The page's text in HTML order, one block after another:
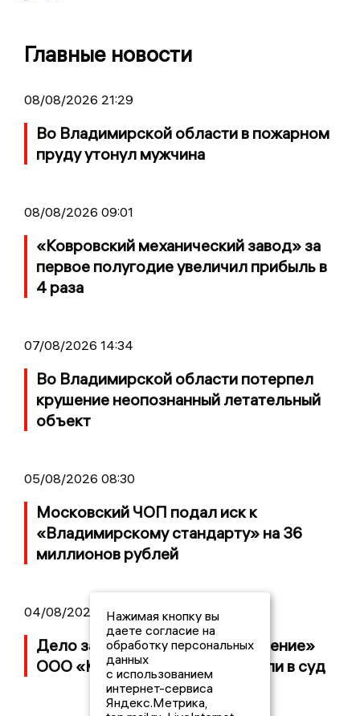
Главные новости
08/08/2026 21:29
Во Владимирской области в пожарном
пруду утонул мужчина
08/08/2026 09:01
«Ковровский механический завод» за
первое полугодие увеличил прибыль в
4 раза
07/08/2026 14:34
Во Владимирской области потерпел
крушение неопознанный летательный
объект
05/08/2026 08:30
Московский ЧОП подал иск к
«Владимирскому стандарту» на 36
миллионов рублей
04/08/2026 15:40
Дело застройщика ЖК «Поколение»
ООО «Капитал Строй» передали в суд
Нажимая кнопку вы
даете согласие на
обработку персональных
данных
с использованием
интернет-сервиса
Яндекс.Метрика,